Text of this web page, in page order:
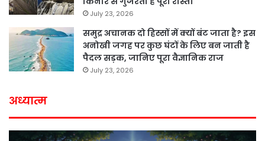
July 23, 2026
समुद्र अचानक दो हिस्सों में क्यों बंट जाता है? इस
अनोखी जगह पर कुछ घंटों के लिए बन जाती है
पैदल सड़क, जानिए पूरा वैज्ञानिक राज
July 23, 2026
अध्यात्म